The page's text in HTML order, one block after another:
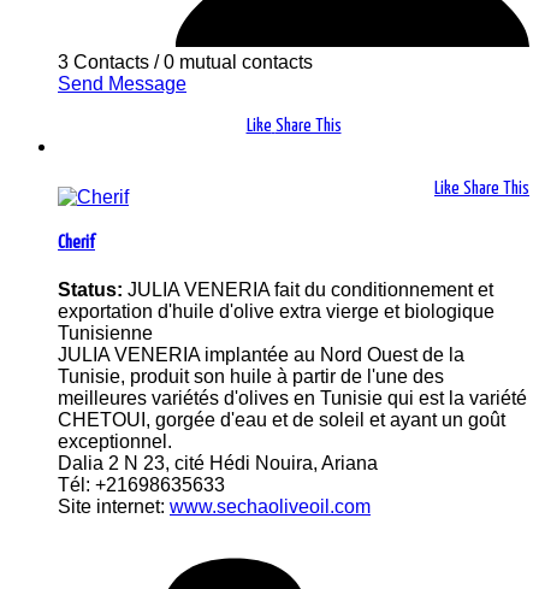
3 Contacts /0 mutual contacts
Send Message
Like Share This
Like Share This
Cherif
Status: JULIA VENERIA fait du conditionnement et
exportation d'huile d'olive extra vierge et biologique
Tunisienne
JULIA VENERIA implantée au Nord Ouest de la
Tunisie, produit son huile à partir de l'une des
meilleures variétés d'olives en Tunisie qui est la variété
CHETOUI, gorgée d'eau et de soleil et ayant un goût
exceptionnel.
Dalia 2 N 23, cité Hédi Nouira, Ariana
Tél: +21698635633
Site internet: www.sechaoliveoil.com